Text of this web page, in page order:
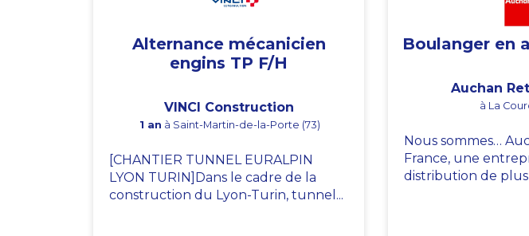
Alternance mécanicien
engins TP F/H
VINCI Construction
1 an à Saint-Martin-de-la-Porte (73)
[CHANTIER TUNNEL EURALPIN
LYON TURIN]Dans le cadre de la
construction du Lyon-Turin, tunnel...
Boulanger en
Auchan
à La
Nous sommes…
France, une
distribution de plus